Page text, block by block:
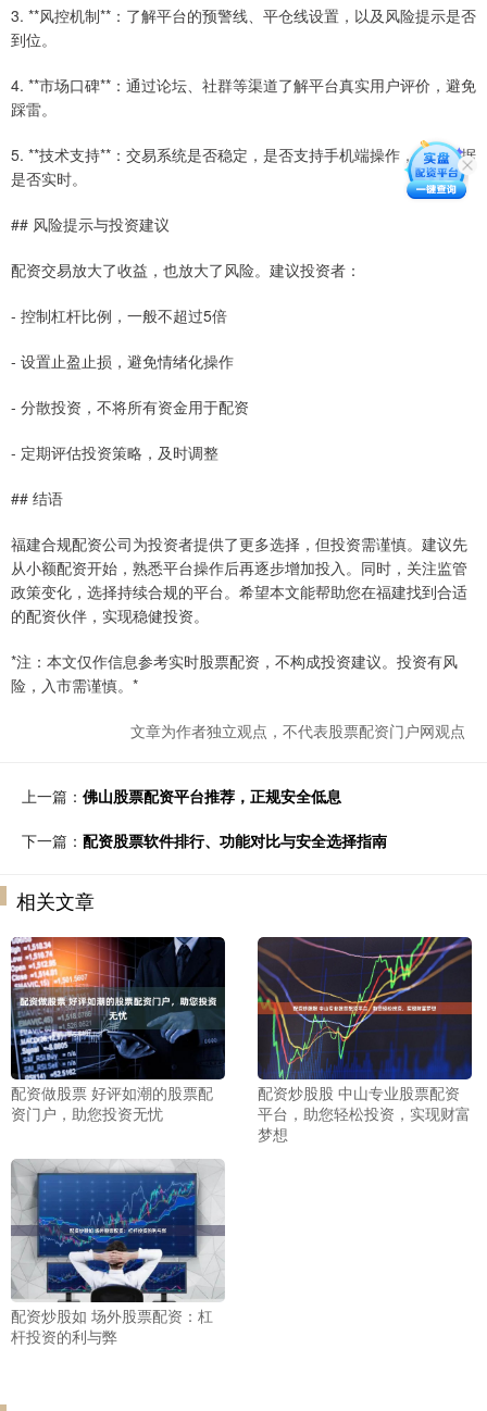
3. **风控机制**：了解平台的预警线、平仓线设置，以及风险提示是否
到位。
4. **市场口碑**：通过论坛、社群等渠道了解平台真实用户评价，避免
踩雷。
5. **技术支持**：交易系统是否稳定，是否支持手机端操作，行情数据
是否实时。
## 风险提示与投资建议
配资交易放大了收益，也放大了风险。建议投资者：
- 控制杠杆比例，一般不超过5倍
- 设置止盈止损，避免情绪化操作
- 分散投资，不将所有资金用于配资
- 定期评估投资策略，及时调整
## 结语
福建合规配资公司为投资者提供了更多选择，但投资需谨慎。建议先
从小额配资开始，熟悉平台操作后再逐步增加投入。同时，关注监管
政策变化，选择持续合规的平台。希望本文能帮助您在福建找到合适
的配资伙伴，实现稳健投资。
*注：本文仅作信息参考实时股票配资，不构成投资建议。投资有风
险，入市需谨慎。*
文章为作者独立观点，不代表股票配资门户网观点
上一篇： 佛山股票配资平台推荐，正规安全低息
下一篇： 配资股票软件排行、功能对比与安全选择指南
相关文章
配资做股票 好评如潮的股票配
资门户，助您投资无忧
配资炒股股 中山专业股票配资
平台，助您轻松投资，实现财富
梦想
配资炒股如 场外股票配资：杠
杆投资的利与弊